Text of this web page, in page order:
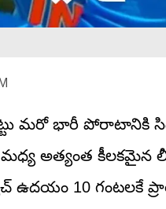
మరో భారీ పోరాటానికి
అత్యంత కీలకమైన
10 గంటలకే